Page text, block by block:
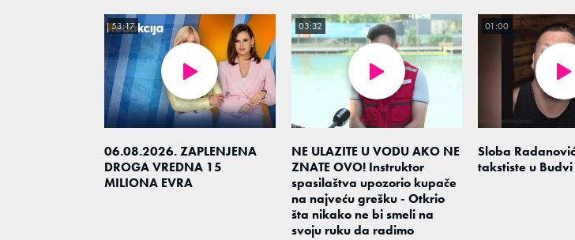
06.08.2026. ZAPLENJENA
DROGA VREDNA 15
MILIONA EVRA
53:17
NE ULAZITE U VODU AKO NE
ZNATE OVO! Instruktor
spasilaštva upozorio kupače
na najveću grešku - Otkrio
šta nikako ne bi smeli na
svoju ruku da radimo
03:32
Sloba
takstiste u Budvi
01:00